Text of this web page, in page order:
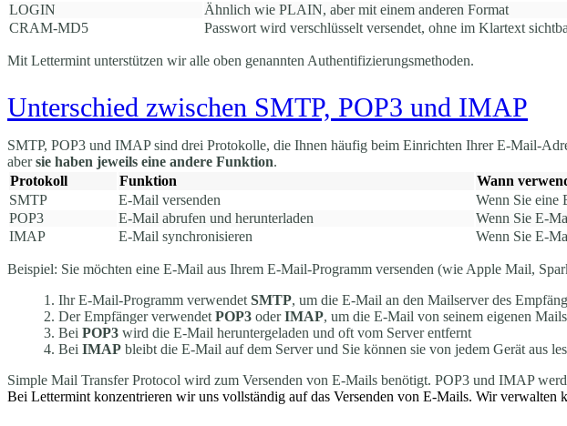
LOGIN
Ähnlich wie PLAIN, aber mit einem anderen Format
CRAM-MD5
Passwort wird verschlüsselt versendet, ohne im Klartext
Mit Lettermint unterstützen wir alle oben genannten Authentifizierungsmethoden.
Unterschied zwischen SMTP, POP3 und IMAP
SMTP, POP3 und IMAP sind drei Protokolle, die Ihnen häufig beim Einrichten Ihrer E-Mail-
abersie haben jeweils eine andere Funktion.
Protokoll
Funktion
Wann
SMTP
E-Mail versenden
Wenn Sie eine
POP3
E-Mail abrufen und herunterladen
Wenn Sie E-
IMAP
E-Mail synchronisieren Wenn Sie E-
Beispiel: Sie möchten eine E-Mail aus Ihrem E-Mail-Programm versenden (wie Apple Mail,
Ihr E-Mail-Programm verwendet SMTP, um die E-Mail an den Mailserver des
Der Empfänger verwendet POP3 oderIMAP, um die E-Mail von seinem eigenen
Bei POP3 wird die E-Mail heruntergeladen und oft vom Server entfernt
Bei IMAP bleibt die E-Mail auf dem Server und Sie können sie von jedem Gerät aus
Simple Mail Transfer Protocol wird zum Versenden von E-Mails benötigt. POP3 und IMAP
Bei Lettermint konzentrieren wir uns vollständig auf das Versenden von E-Mails. Wir